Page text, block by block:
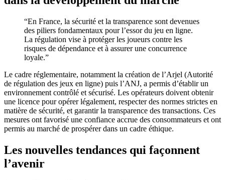
“En France, la sécurité et la transparence sont devenues
des piliers fondamentaux pour l’essor du jeu en ligne.
La régulation vise à protéger les joueurs contre les
risques de dépendance et à assurer une concurrence
loyale.”
Le cadre réglementaire, notamment la création de l’Arjel (Autorité
de régulation des jeux en ligne) puis l’ANJ, a permis d’établir un
environnement contrôlé et sécurisé. Les opérateurs doivent obtenir
une licence pour opérer légalement, respecter des normes strictes en
matière de sécurité, et garantir la transparence des transactions. Ces
mesures ont favorisé une confiance accrue des consommateurs et ont
permis au marché de prospérer dans un cadre éthique.
Les nouvelles tendances qui façonnent
l’avenir